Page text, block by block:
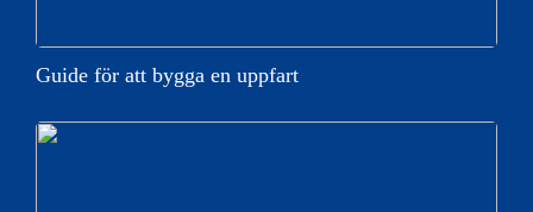
Guide för att bygga en uppfart